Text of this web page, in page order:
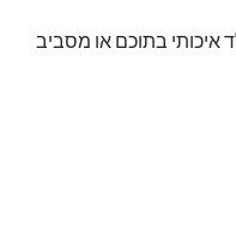
איכותי בתוכם או מסביב